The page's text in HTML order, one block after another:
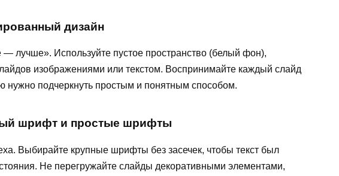
дизайн
лучше». Используйте пустое пространство (белый фон),
изображениями или текстом. Воспринимайте каждый слайд
нужно подчеркнуть простым и понятным способом.
шрифт и простые шрифты
Выбирайте крупные шрифты без засечек, чтобы текст был
Не перегружайте слайды декоративными элементами,